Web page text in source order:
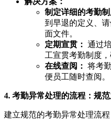
制定详细的考勤制
到早退的定义、
面文件。
定期宣贯： 通过
工宣贯考勤制度
在线查阅： 将考
便员工随时查阅。
4. 考勤异常处理的流程：规
建立规范的考勤异常处理流